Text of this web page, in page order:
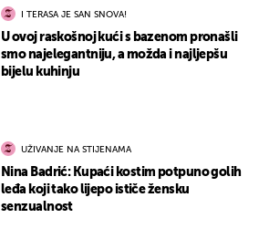
I TERASA JE SAN SNOVA!
U ovoj raskošnoj kući s bazenom pronašli
smo najelegantniju, a možda i najljepšu
bijelu kuhinju
UŽIVANJE NA STIJENAMA
Nina Badrić: Kupaći kostim potpuno golih
leđa koji tako lijepo ističe žensku
senzualnost